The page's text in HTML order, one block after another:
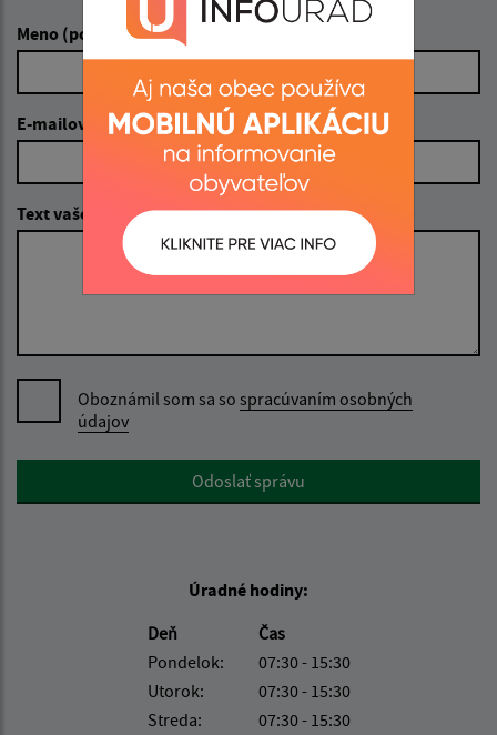
Meno (povinné)
E-mailová adresa (povinné)
Text vašej správy (povinné)
Oboznámil som sa so spracúvaním osobných
údajov
Google reCaptcha ResponseOdoslať správu
Úradné hodiny:
Deň
Čas
Pondelok:
07:30 - 15:30
Utorok:
07:30 - 15:30
Streda:
07:30 - 15:30